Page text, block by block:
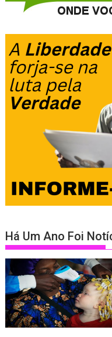
Há Um Ano Foi